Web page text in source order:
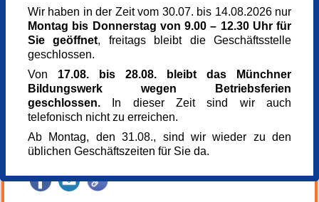
Ein Einstieg ist jederzeit möglich.
Die Veranstaltung führen wir durch in
Zusammenarbeit mit dem Programm München
Gesund vor Ort, gefördert durch die AOK Bayern.
81671 München
Kursgebühr
0,00 €
Referent_in
Monika Heilmeier-Schmittner
Diplompädagogin, Anleiterin für Herzensangebote
Referent_in
Rudi Schmittner
Kursnummer
168965
Veranstaltung teilen
Wir haben in der Zeit vom 30.07. bis 14.08.2026 nur
Montag bis Donnerstag von 9.00 – 12.30 Uhr für
Sie geöffnet, freitags bleibt die Geschäftsstelle
geschlossen.
Von 17.08. bis 28.08. bleibt das Münchner
Bildungswerk wegen Betriebsferien
geschlossen. In dieser Zeit sind wir auch
telefonisch nicht zu erreichen.
Ab Montag, den 31.08., sind wir wieder zu den
üblichen Geschäftszeiten für Sie da.